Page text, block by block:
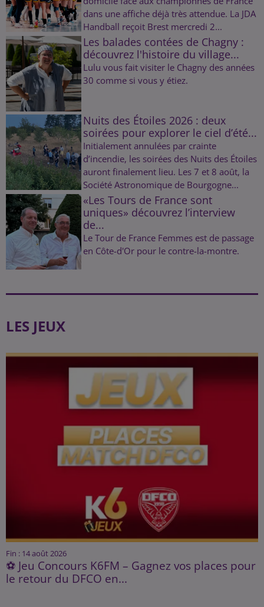
dans une affiche déjà très attendue. La JDA
Handball reçoit Brest mercredi 2...
Les balades contées de Chagny :
découvrez l'histoire du village...
Lulu vous fait visiter le Chagny des années
30 comme si vous y étiez.
Nuits des Étoiles 2026 : deux
soirées pour explorer le ciel d’été...
Initialement annulées par crainte
d’incendie, les soirées des Nuits des Étoiles
auront finalement lieu. Les 7 et 8 août, la
Société Astronomique de Bourgogne...
«Les Tours de France sont
uniques» découvrez l’interview
de...
Le Tour de France Femmes est de passage
en Côte-d'Or pour le contre-la-montre.
LES JEUX
Fin : 14 août 2026
⚽ Jeu Concours K6FM – Gagnez vos places pour
le retour du DFCO en...